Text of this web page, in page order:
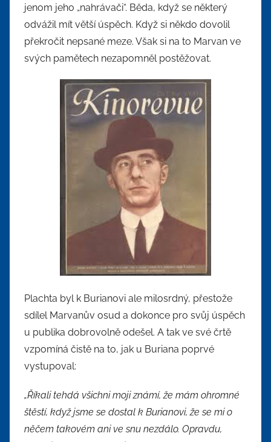
jenom jeho „nahrávači“. Běda, když se některý
odvážil mít větší úspěch. Když si někdo dovolil
překročit nepsané meze. Však si na to Marvan ve
svých pamětech nezapomněl postěžovat.
Plachta byl k Burianovi ale milosrdný, přestože
sdílel Marvanův osud a dokonce pro svůj úspěch
u publika dobrovolně odešel. A tak ve své črtě
vzpomíná čistě na to, jak u Buriana poprvé
vystupoval:
„Říkali tehdá všichni moji známí, že mám ohromné
štěstí, když jsme se dostal k Burianovi, že se mi o
něčem takovém ani ve snu nezdálo. Opravdu,